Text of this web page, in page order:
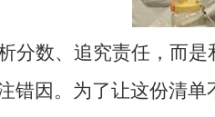
分数、追究责任，而
错因。为了让这份清